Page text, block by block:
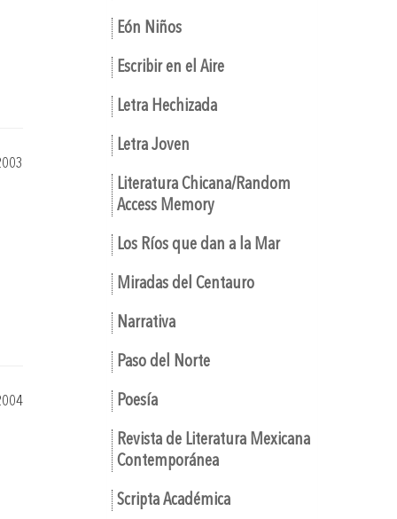
Eón Niños
Escribir en el Aire
Letra Hechizada
Letra Joven
Literatura Chicana/Random
Access Memory
Los Ríos que dan a la Mar
Miradas del Centauro
Narrativa
Paso del Norte
Poesía
Revista de Literatura Mexicana
Contemporánea
Scripta Académica